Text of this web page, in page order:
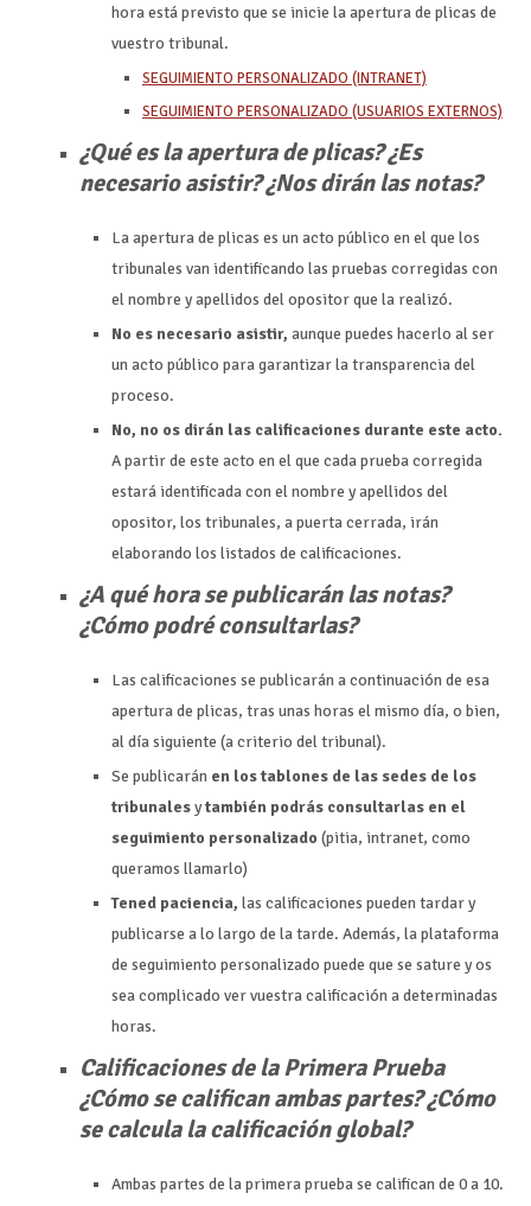
hora está previsto que se inicie la apertura de plicas de
vuestro tribunal.
SEGUIMIENTO PERSONALIZADO (INTRANET)
SEGUIMIENTO PERSONALIZADO (USUARIOS EXTERNOS)
¿Qué es la apertura de plicas? ¿Es
necesario asistir? ¿Nos dirán las notas?
La apertura de plicas es un acto público en el que los
tribunales van identificando las pruebas corregidas con
el nombre y apellidos del opositor que la realizó.
No es necesario asistir, aunque puedes hacerlo al ser
un acto público para garantizar la transparencia del
proceso.
No, no os dirán las calificaciones durante este acto.
A partir de este acto en el que cada prueba corregida
estará identificada con el nombre y apellidos del
opositor, los tribunales, a puerta cerrada, irán
elaborando los listados de calificaciones.
¿A qué hora se publicarán las notas?
¿Cómo podré consultarlas?
Las calificaciones se publicarán a continuación de esa
apertura de plicas, tras unas horas el mismo día, o bien,
al día siguiente (a criterio del tribunal).
Se publicarán en los tablones de las sedes de los
tribunalesytambién podrás consultarlas en el
seguimiento personalizado (pitia, intranet, como
queramos llamarlo)
Tened paciencia, las calificaciones pueden tardar y
publicarse a lo largo de la tarde. Además, la plataforma
de seguimiento personalizado puede que se sature y os
sea complicado ver vuestra calificación a determinadas
horas.
Calificaciones de la Primera Prueba
¿Cómo se califican ambas partes? ¿Cómo
se calcula la calificación global?
Ambas partes de la primera prueba se califican de 0 a 10.